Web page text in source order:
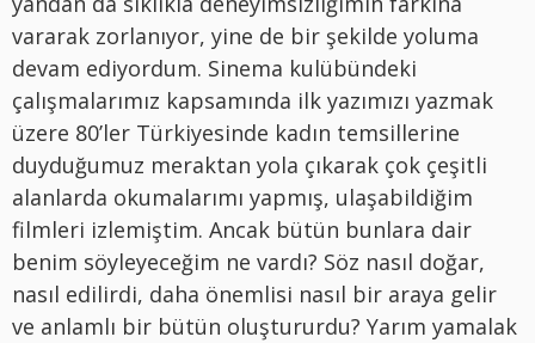
vararak zorlanıyor, yine de bir şekilde yoluma
devam ediyordum. Sinema kulübündeki
çalışmalarımız kapsamında ilk yazımızı yazmak
üzere 80’ler Türkiyesinde kadın temsillerine
duyduğumuz meraktan yola çıkarak çok çeşitli
alanlarda okumalarımı yapmış, ulaşabildiğim
filmleri izlemiştim. Ancak bütün bunlara dair
benim söyleyeceğim ne vardı? Söz nasıl doğar,
nasıl edilirdi, daha önemlisi nasıl bir araya gelir
ve anlamlı bir bütün oluştururdu? Yarım yamalak